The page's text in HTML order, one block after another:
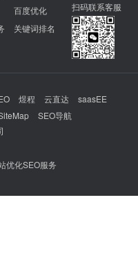
百度优化
关键词排名
扫码联系客服
煜程 云直达
saasEE
SEO导航
优化SEO服务